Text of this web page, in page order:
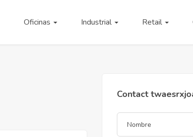
Oficinas Industrial Retail
Contact